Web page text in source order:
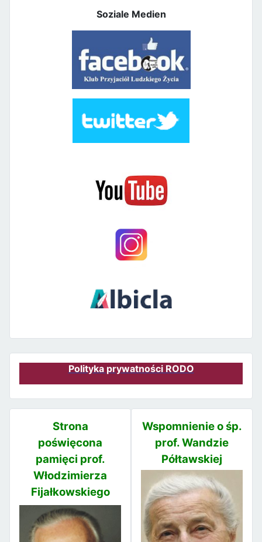
Soziale Medien
Polityka prywatności RODO
Strona
poświęcona
pamięci prof.
Włodzimierza
Fijałkowskiego
Wspomnienie o śp.
prof. Wandzie
Półtawskiej